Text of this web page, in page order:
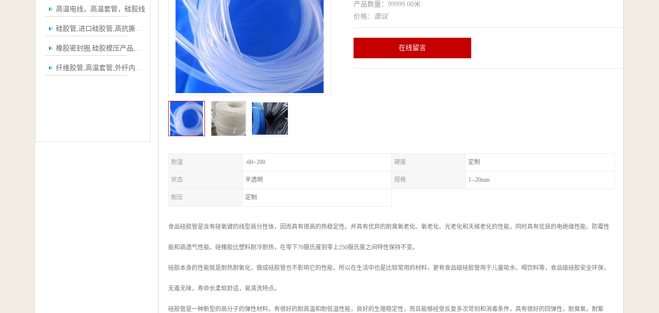
高温电线，高温套管，硅胶线
硅胶管,进口硅胶管,高抗撕硅胶管
橡胶密封圈,硅胶模压产品,弯管
纤维胶管,高温套管,外纤内胶套管,
产品数量：99999.00米
价格： 面议
在线留言
耐温 -60~200 硬度 定制
状态 半透明 规格 1--20mm
耐压 定制
食品硅胶管是含有硅氧键的线型高分性体，因而具有很高的热稳定性。并具有优异的耐臭氧老化、氧老化、光老化和天候老化的性能，同时具有优良的电绝缘性能、防霉性
能和高透气性能。硅橡胶比塑料耐冷耐热，在零下70摄氏度到零上250摄氏度之间特性保持不变。
硅胶本身的性能就是耐热耐氧化，做成硅胶管也不影响它的性能，所以在生活中也是比较常用的材料，更有食品级硅胶管用于儿童吸水、喝饮料等，食品级硅胶安全环保，
无毒无味，寿命长柔软舒适，易清洗特点。
硅胶管是一种新型的高分子的弹性材料，有很好的耐高温和耐低温性能，良好的生理稳定性，而且能够经受反复多次苛刻和消毒条件，具有很好的回弹性，耐臭氧，耐紫